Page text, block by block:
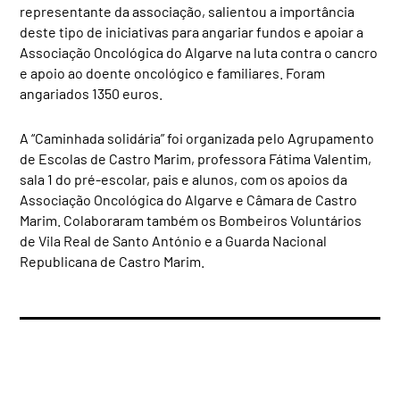
representante da associação, salientou a importância
deste tipo de iniciativas para angariar fundos e apoiar a
Associação Oncológica do Algarve na luta contra o cancro
e apoio ao doente oncológico e familiares. Foram
angariados 1350 euros.
A “Caminhada solidária” foi organizada pelo Agrupamento
de Escolas de Castro Marim, professora Fátima Valentim,
sala 1 do pré-escolar, pais e alunos, com os apoios da
Associação Oncológica do Algarve e Câmara de Castro
Marim. Colaboraram também os Bombeiros Voluntários
de Vila Real de Santo António e a Guarda Nacional
Republicana de Castro Marim.